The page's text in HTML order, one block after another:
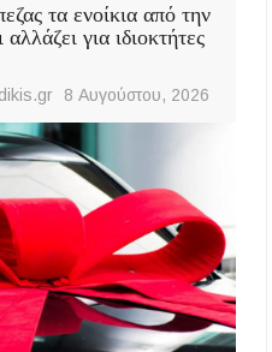
τα ενοίκια από την
για ιδιοκτήτες
8 Αυγούστου, 2026